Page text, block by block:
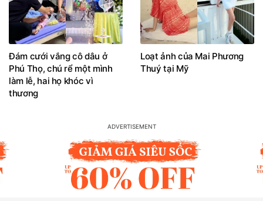
Đám cưới vắng cô dâu ở
Phú Thọ, chú rể một mình
làm lễ, hai họ khóc vì
thương
Loạt ảnh của Mai Phương
Thuý tại Mỹ